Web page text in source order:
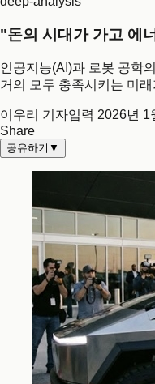
"돈의 시대가 가고 에
인공지능(AI)과 로봇 공학
거의 모두 충족시키는 미
이우리 기자입력 2026년 1
Share
공유하기 ▼